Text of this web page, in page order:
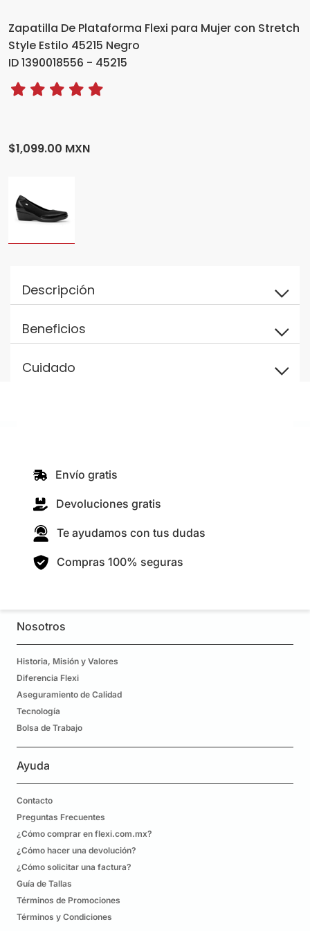
Zapatilla De Plataforma Flexi para Mujer con Stretch
Style Estilo 45215 Negro
ID 1390018556 - 45215
$1,099.00 MXN
Descripción
Beneficios
Cuidado
Envío gratis
Devoluciones gratis
Te ayudamos con tus dudas
Compras 100% seguras
Nosotros
Historia, Misión y Valores
Diferencia Flexi
Aseguramiento de Calidad
Tecnología
Bolsa de Trabajo
Ayuda
Contacto
Preguntas Frecuentes
¿Cómo comprar en flexi.com.mx?
¿Cómo hacer una devolución?
¿Cómo solicitar una factura?
Guía de Tallas
Términos de Promociones
Términos y Condiciones